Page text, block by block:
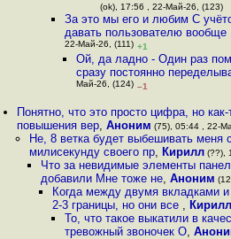
(ok), 17:56 , 22-Май-26, (123)
За это мы его и любим С
давать пользователю вообще
22-Май-26, (111) +1
Ой, да ладно - Один раз
сразу постоянно
Май-26, (124) –1
Понятно, что это просто цифра, но
повышения вер,Аноним (75), 05:44 , 22-
Не, 8 ветка будет выбешивать меня
милисекунду своего пр, Кирилл(??),
Что за невидимые элементы
добавили Мне тоже не, Аноним
Когда между двумя вкладками
2-3 границы, но они все , Кирилл
То, что такое выкатили в
тревожный звоночек О,